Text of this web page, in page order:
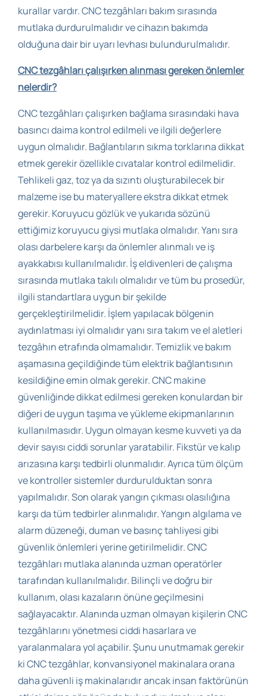
kurallar vardır. CNC tezgâhları bakım sırasında
mutlaka durdurulmalıdır ve cihazın bakımda
olduğuna dair bir uyarı levhası bulundurulmalıdır.
CNC tezgâhları çalışırken alınması gereken önlemler
nelerdir?
CNC tezgâhları çalışırken bağlama sırasındaki hava
basıncı daima kontrol edilmeli ve ilgili değerlere
uygun olmalıdır. Bağlantıların sıkma torklarına dikkat
etmek gerekir özellikle cıvatalar kontrol edilmelidir.
Tehlikeli gaz, toz ya da sızıntı oluşturabilecek bir
malzeme ise bu materyallere ekstra dikkat etmek
gerekir. Koruyucu gözlük ve yukarıda sözünü
ettiğimiz koruyucu giysi mutlaka olmalıdır. Yanı sıra
olası darbelere karşı da önlemler alınmalı ve iş
ayakkabısı kullanılmalıdır. İş eldivenleri de çalışma
sırasında mutlaka takılı olmalıdır ve tüm bu prosedür,
ilgili standartlara uygun bir şekilde
gerçekleştirilmelidir. İşlem yapılacak bölgenin
aydınlatması iyi olmalıdır yanı sıra takım ve el aletleri
tezgâhın etrafında olmamalıdır. Temizlik ve bakım
aşamasına geçildiğinde tüm elektrik bağlantısının
kesildiğine emin olmak gerekir. CNC makine
güvenliğinde dikkat edilmesi gereken konulardan bir
diğeri de uygun taşıma ve yükleme ekipmanlarının
kullanılmasıdır. Uygun olmayan kesme kuvveti ya da
devir sayısı ciddi sorunlar yaratabilir. Fikstür ve kalıp
arızasına karşı tedbirli olunmalıdır. Ayrıca tüm ölçüm
ve kontroller sistemler durdurulduktan sonra
yapılmalıdır. Son olarak yangın çıkması olasılığına
karşı da tüm tedbirler alınmalıdır. Yangın algılama ve
alarm düzeneği, duman ve basınç tahliyesi gibi
güvenlik önlemleri yerine getirilmelidir. CNC
tezgâhları mutlaka alanında uzman operatörler
tarafından kullanılmalıdır. Bilinçli ve doğru bir
kullanım, olası kazaların önüne geçilmesini
sağlayacaktır. Alanında uzman olmayan kişilerin CNC
tezgâhlarını yönetmesi ciddi hasarlara ve
yaralanmalara yol açabilir. Şunu unutmamak gerekir
ki CNC tezgâhlar, konvansiyonel makinalara orana
daha güvenli iş makinalarıdır ancak insan faktörünün